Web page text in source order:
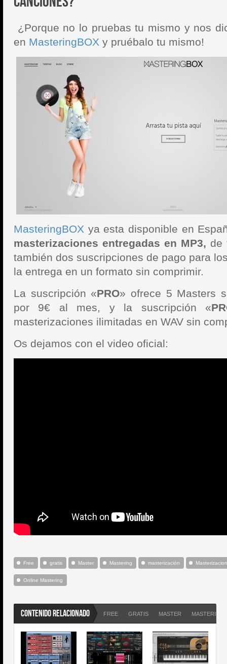
¿Porque no lo pruebas tu mismo y nos
en MasteringBOX y pruébalo tu mismo!
MasteringBOX ya esta disponible en
masterizaciones entregadas en MP3, de
también dos suscripciones de pago para
la entrega en un formato sin comprimir.
La suscripción «PRO» ofrece 5 Masters
por 9€ al mes, y la suscripción «
masterizaciones ilimitadas en WAV sin
Os dejamos con el video oficial:
Free gratis Master Mastering masterización
Online Mastering
CONTENIDO RELACIONADO FREE GRATIS MASTER MASTERING